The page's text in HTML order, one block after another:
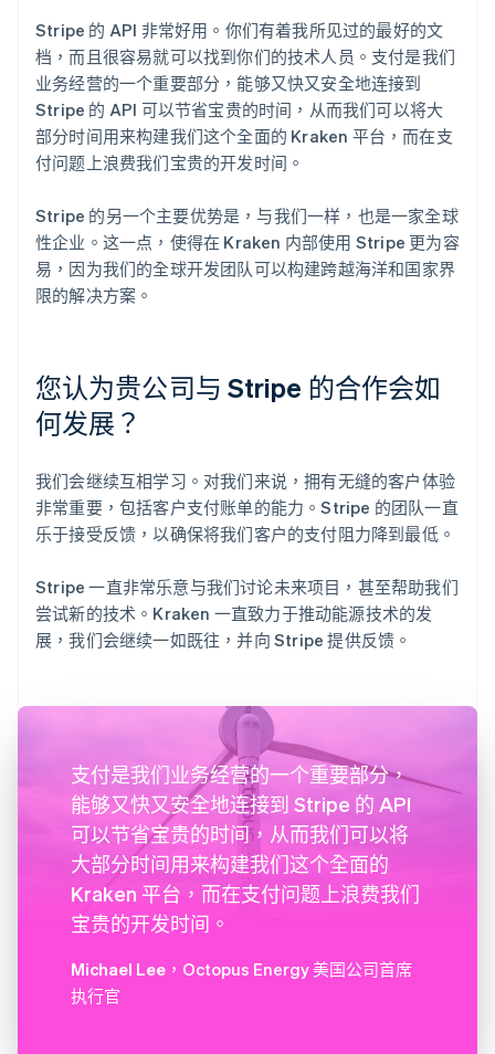
Stripe 的 API 非常好用。你们有着我所见过的最好的文
档，而且很容易就可以找到你们的技术人员。支付是我们
业务经营的一个重要部分，能够又快又安全地连接到
Stripe 的 API 可以节省宝贵的时间，从而我们可以将大
部分时间用来构建我们这个全面的 Kraken 平台，而在支
付问题上浪费我们宝贵的开发时间。
Stripe 的另一个主要优势是，与我们一样，也是一家全球
性企业。这一点，使得在 Kraken 内部使用 Stripe 更为容
易，因为我们的全球开发团队可以构建跨越海洋和国家界
限的解决方案。
您认为贵公司与 Stripe 的合作会如
何发展？
我们会继续互相学习。对我们来说，拥有无缝的客户体验
非常重要，包括客户支付账单的能力。Stripe 的团队一直
乐于接受反馈，以确保将我们客户的支付阻力降到最低。
Stripe 一直非常乐意与我们讨论未来项目，甚至帮助我们
尝试新的技术。Kraken 一直致力于推动能源技术的发
展，我们会继续一如既往，并向 Stripe 提供反馈。
支付是我们业务经营的一个重要部分，
能够又快又安全地连接到 Stripe 的 API
可以节省宝贵的时间，从而我们可以将
大部分时间用来构建我们这个全面的
Kraken 平台，而在支付问题上浪费我们
宝贵的开发时间。
Michael Lee ，Octopus Energy 美国公司首席
执行官